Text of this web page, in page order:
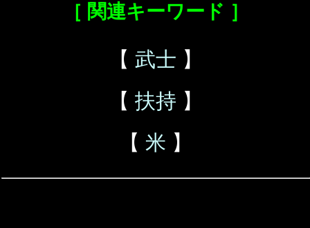
［ 関連キーワード ］
【 武士 】
【 扶持 】
【 米 】